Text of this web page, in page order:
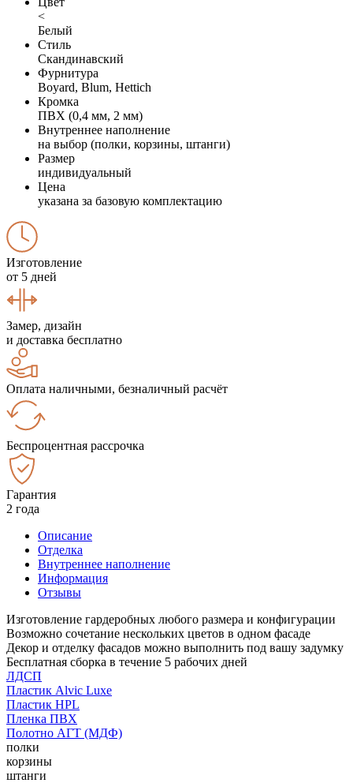
<
Белый
Стиль
Скандинавский
Фурнитура
Boyard, Blum, Hettich
Кромка
ПВХ (0,4 мм, 2 мм)
Внутреннее наполнение
на выбор (полки, корзины, штанги)
Размер
индивидуальный
Цена
указана за базовую комплектацию
Изготовление
от 5 дней
Замер, дизайн
и доставка бесплатно
Оплата наличными, безналичный расчёт
Беспроцентная рассрочка
Гарантия
2 года
Описание
Отделка
Внутреннее наполнение
Информация
Отзывы
Изготовление гардеробных любого размера и конфигурации
Возможно сочетание нескольких цветов в одном фасаде
Декор и отделку фасадов можно выполнить под вашу задумку
Бесплатная сборка в течение 5 рабочих дней
ЛДСП
Пластик Alvic Luxe
Пластик HPL
Пленка ПВХ
Полотно АГТ (МДФ)
полки
корзины
штанги